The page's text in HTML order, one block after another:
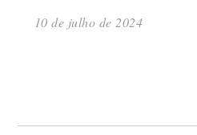
10 de julho de 2024